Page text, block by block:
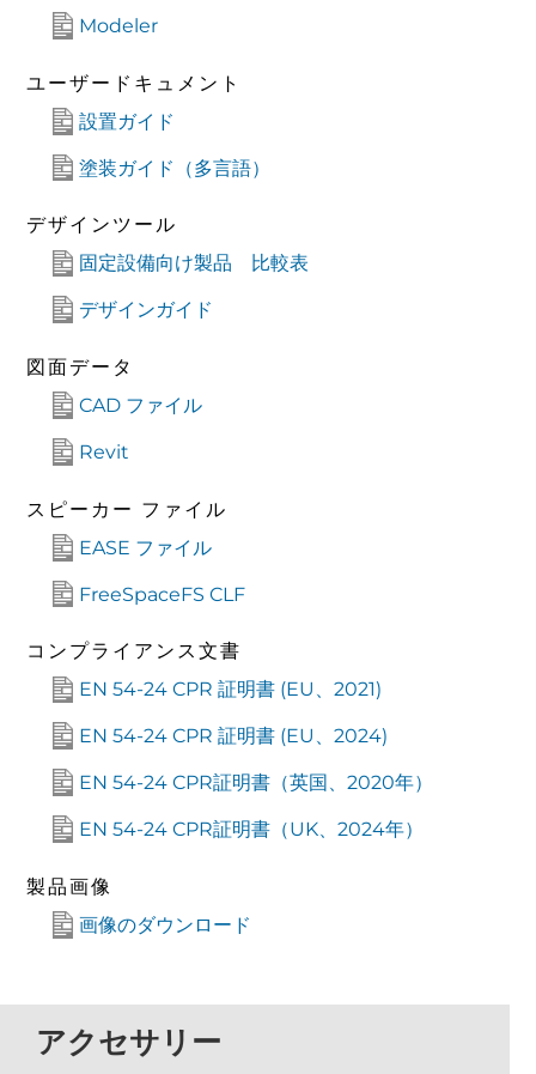
Modeler
ユーザードキュメント
設置ガイド
塗装ガイド（多言語）
デザインツール
固定設備向け製品 比較表
デザインガイド
図面データ
CAD ファイル
Revit
スピーカー ファイル
EASE ファイル
FreeSpaceFS CLF
コンプライアンス文書
EN 54-24 CPR 証明書 (EU、2021)
EN 54-24 CPR 証明書 (EU、2024)
EN 54-24 CPR証明書（英国、2020年）
EN 54-24 CPR証明書（UK、2024年）
製品画像
画像のダウンロード
アクセサリー